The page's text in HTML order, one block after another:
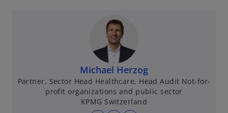
Michael Herzog
Partner, Sector Head Healthcare, Head Audit Not-for-
profit organizations and public sector
KPMG Switzerland